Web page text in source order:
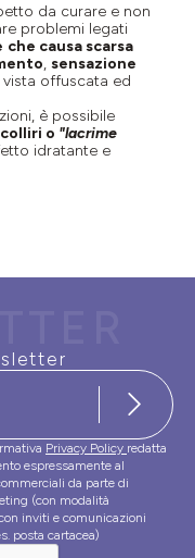
da curare e non
problemi legati
che causa scarsa
, sensazione
vista offuscata ed
è possibile
colliri o "lacrime
idratante e
Privacy Policy redatta
espressamente al
da parte di
(con modalità
inviti e comunicazioni
posta cartacea)